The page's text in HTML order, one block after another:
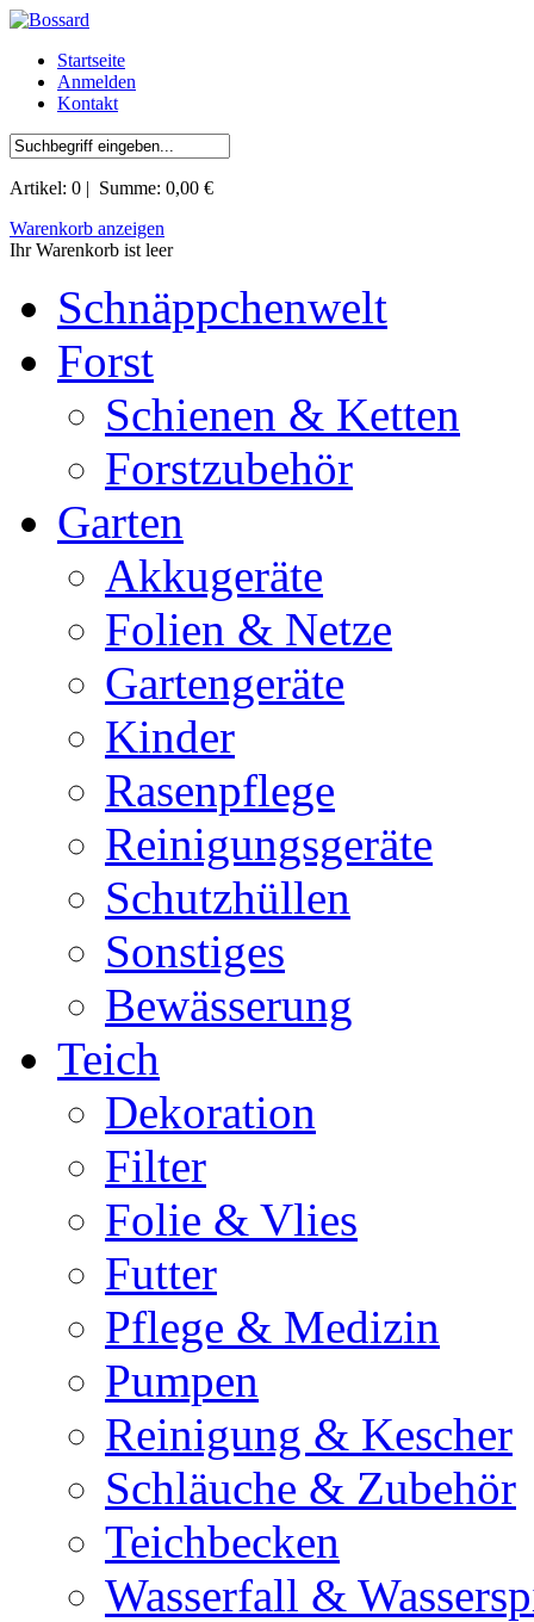
Startseite
Anmelden
Kontakt
Artikel: 0 | Summe: 0,00 €
Warenkorb anzeigen
Ihr Warenkorb ist leer
Schnäppchenwelt
Forst
Schienen & Ketten
Forstzubehör
Garten
Akkugeräte
Folien & Netze
Gartengeräte
Kinder
Rasenpflege
Reinigungsgeräte
Schutzhüllen
Sonstiges
Bewässerung
Teich
Dekoration
Filter
Folie & Vlies
Futter
Pflege & Medizin
Pumpen
Reinigung & Kescher
Schläuche & Zubehör
Teichbecken
Wasserfall &